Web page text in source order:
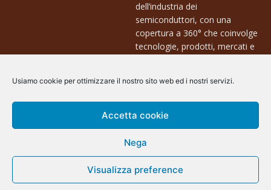
Usiamo cookie per ottimizzare il nostro sito web ed i nostri servizi.
Accetta cookie
Nega
Visualizza preference
dell’industria dei
semiconduttori, con una
copertura a 360° che coinvolge
tecnologie, prodotti, mercati e
Contatti:
info@arscommunication.it
@ArsCommunication 2023